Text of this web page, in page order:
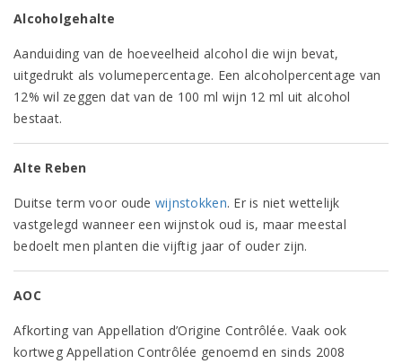
Alcoholgehalte
Aanduiding van de hoeveelheid alcohol die wijn bevat,
uitgedrukt als volumepercentage. Een alcoholpercentage van
12% wil zeggen dat van de 100 ml wijn 12 ml uit alcohol
bestaat.
Alte Reben
Duitse term voor oude wijnstokken. Er is niet wettelijk
vastgelegd wanneer een wijnstok oud is, maar meestal
bedoelt men planten die vijftig jaar of ouder zijn.
AOC
Afkorting van Appellation d’Origine Contrôlée. Vaak ook
kortweg Appellation Contrôlée genoemd en sinds 2008